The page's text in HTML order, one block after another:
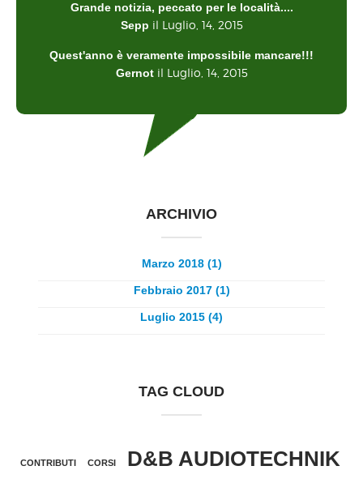
Grande notizia, peccato per le località....
Sepp il Luglio, 14, 2015
Quest'anno è veramente impossibile mancare!!!
Gernot il Luglio, 14, 2015
ARCHIVIO
Marzo 2018 (1)
Febbraio 2017 (1)
Luglio 2015 (4)
TAG CLOUD
CONTRIBUTI CORSI D&B AUDIOTECHNIK